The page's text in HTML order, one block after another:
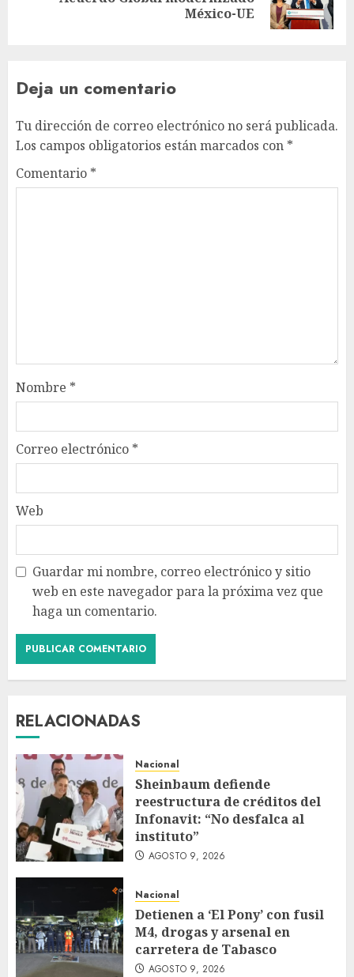
México-UE
Deja un comentario
Tu dirección de correo electrónico no será publicada.
Los campos obligatorios están marcados con *
Comentario *
Nombre *
Correo electrónico *
Web
Guardar mi nombre, correo electrónico y sitio
web en este navegador para la próxima vez que
haga un comentario.
RELACIONADAS
Nacional
Sheinbaum defiende
reestructura de créditos del
Infonavit: “No desfalca al
instituto”
AGOSTO 9, 2026
Nacional
Detienen a ‘El Pony’ con fusil
M4, drogas y arsenal en
carretera de Tabasco
AGOSTO 9, 2026